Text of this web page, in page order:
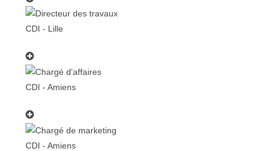
CDI - Lille
CDI - Amiens
CDI - Amiens